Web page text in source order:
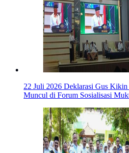
22 Juli 2026 Deklarasi Gus
Muncul di Forum Sosialisasi